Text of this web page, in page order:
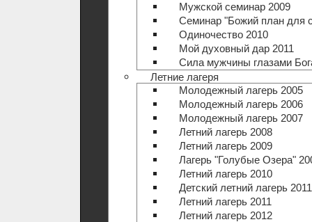
Мужской семинар 2009
Семинар "Божий план для
Одиночество 2010
Мой духовный дар 2011
Сила мужчины глазами
Летние лагеря
Молодежный лагерь 2005
Молодежный лагерь 2006
Молодежный лагерь 2007
Летний лагерь 2008
Летний лагерь 2009
Лагерь "Голубые Озера"
Летний лагерь 2010
Детский летний лагерь 2011
Летний лагерь 2011
Летний лагерь 2012